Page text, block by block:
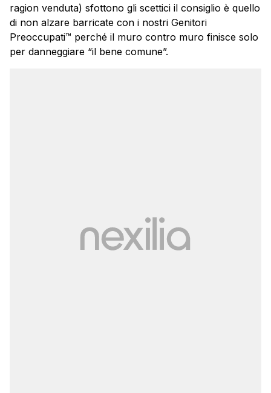
ragion venduta) sfottono gli scettici il consiglio è quello
di non alzare barricate con i nostri Genitori
Preoccupati™ perché il muro contro muro finisce solo
per danneggiare “il bene comune”.